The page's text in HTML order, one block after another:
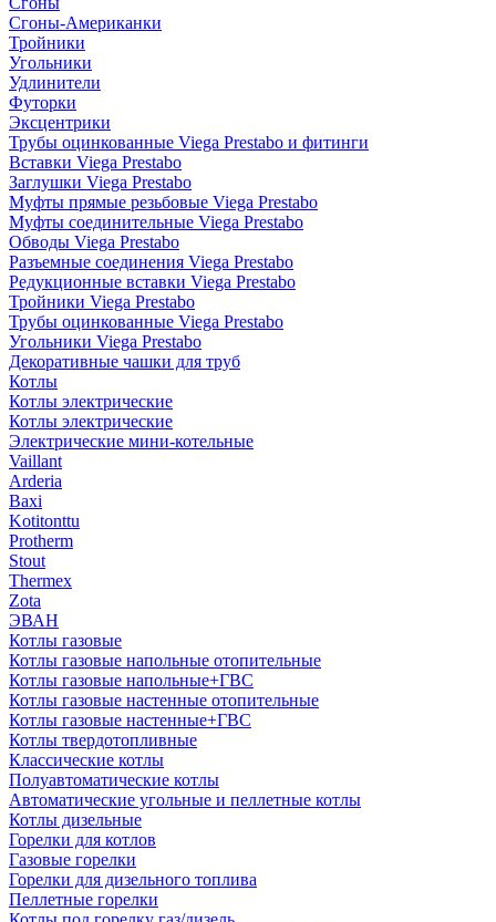
Сгоны-Американки
Тройники
Угольники
Удлинители
Футорки
Эксцентрики
Трубы оцинкованные Viega Prestabo и фитинги
Вставки Viega Prestabo
Заглушки Viega Prestabo
Муфты прямые резьбовые Viega Prestabo
Муфты соединительные Viega Prestabo
Обводы Viega Prestabo
Разъемные соединения Viega Prestabo
Редукционные вставки Viega Prestabo
Тройники Viega Prestabo
Трубы оцинкованные Viega Prestabo
Угольники Viega Prestabo
Декоративные чашки для труб
Котлы
Котлы электрические
Котлы электрические
Электрические мини-котельные
Vaillant
Arderia
Baxi
Kotitonttu
Protherm
Stout
Thermex
Zota
ЭВАН
Котлы газовые
Котлы газовые напольные отопительные
Котлы газовые напольные+ГВС
Котлы газовые настенные отопительные
Котлы газовые настенные+ГВС
Котлы твердотопливные
Классические котлы
Полуавтоматические котлы
Автоматические угольные и пеллетные котлы
Котлы дизельные
Горелки для котлов
Газовые горелки
Горелки для дизельного топлива
Пеллетные горелки